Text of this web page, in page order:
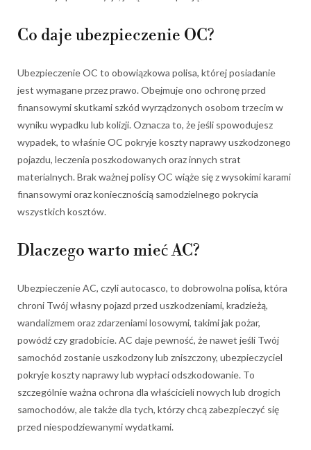
Co daje ubezpieczenie OC?
Ubezpieczenie OC to obowiązkowa polisa, której posiadanie
jest wymagane przez prawo. Obejmuje ono ochronę przed
finansowymi skutkami szkód wyrządzonych osobom trzecim w
wyniku wypadku lub kolizji. Oznacza to, że jeśli spowodujesz
wypadek, to właśnie OC pokryje koszty naprawy uszkodzonego
pojazdu, leczenia poszkodowanych oraz innych strat
materialnych. Brak ważnej polisy OC wiąże się z wysokimi karami
finansowymi oraz koniecznością samodzielnego pokrycia
wszystkich kosztów.
Dlaczego warto mieć AC?
Ubezpieczenie AC, czyli autocasco, to dobrowolna polisa, która
chroni Twój własny pojazd przed uszkodzeniami, kradzieżą,
wandalizmem oraz zdarzeniami losowymi, takimi jak pożar,
powódź czy gradobicie. AC daje pewność, że nawet jeśli Twój
samochód zostanie uszkodzony lub zniszczony, ubezpieczyciel
pokryje koszty naprawy lub wypłaci odszkodowanie. To
szczególnie ważna ochrona dla właścicieli nowych lub drogich
samochodów, ale także dla tych, którzy chcą zabezpieczyć się
przed niespodziewanymi wydatkami.